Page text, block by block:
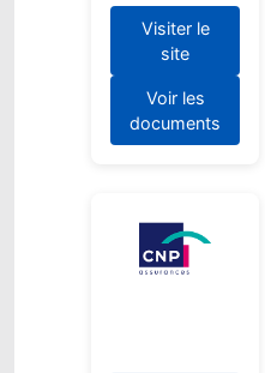
Visiter le
site
Voir les
documents